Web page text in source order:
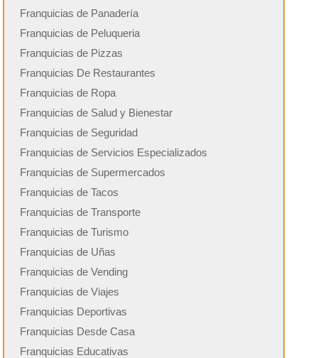
Franquicias de Panadería
Franquicias de Peluqueria
Franquicias de Pizzas
Franquicias De Restaurantes
Franquicias de Ropa
Franquicias de Salud y Bienestar
Franquicias de Seguridad
Franquicias de Servicios Especializados
Franquicias de Supermercados
Franquicias de Tacos
Franquicias de Transporte
Franquicias de Turismo
Franquicias de Uñas
Franquicias de Vending
Franquicias de Viajes
Franquicias Deportivas
Franquicias Desde Casa
Franquicias Educativas